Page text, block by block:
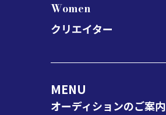
Women
クリエイター
MENU
オーディションのご案内